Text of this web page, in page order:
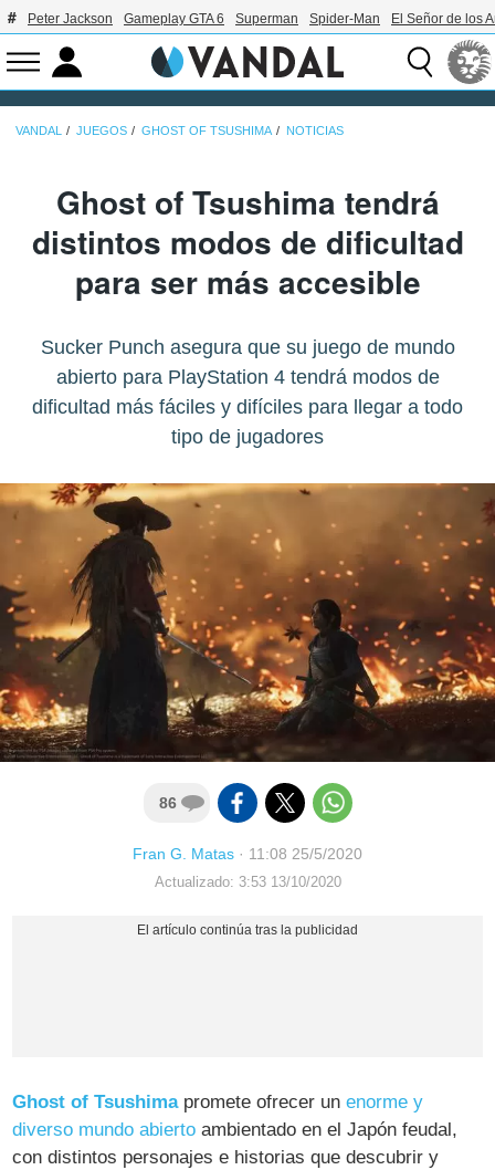
Peter Jackson Gameplay GTA 6 Superman Spider-Man El Señor de los
VANDAL JUEGOS GHOST OF TSUSHIMA NOTICIAS
Ghost of Tsushima tendrá
distintos modos de dificultad
para ser más accesible
Sucker Punch asegura que su juego de mundo
abierto para PlayStation 4 tendrá modos de
dificultad más fáciles y difíciles para llegar a todo
tipo de jugadores
86
Fran G. Matas · 11:08 25/5/2020
Actualizado: 3:53 13/10/2020
Ghost of Tsushimapromete ofrecer unenorme y
diverso mundo abierto ambientado en el Japón feudal,
con distintos personajes e historias que descubrir y